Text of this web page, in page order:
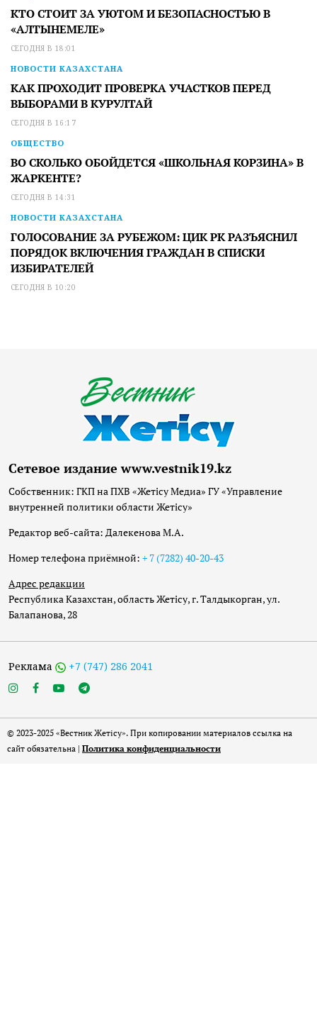
КТО СТОИТ ЗА УЮТОМ И БЕЗОПАСНОСТЬЮ В
«АЛТЫНЕМЕЛЕ»
СЕГОДНЯ В 18:01
НОВОСТИ КАЗАХСТАНА
КАК ПРОХОДИТ ПРОВЕРКА УЧАСТКОВ ПЕРЕД
ВЫБОРАМИ В КУРУЛТАЙ
СЕГОДНЯ В 16:17
ОБЩЕСТВО
ВО СКОЛЬКО ОБОЙДЕТСЯ «ШКОЛЬНАЯ КОРЗИНА» В
ЖАРКЕНТЕ?
СЕГОДНЯ В 14:31
НОВОСТИ КАЗАХСТАНА
ГОЛОСОВАНИЕ ЗА РУБЕЖОМ: ЦИК РК РАЗЪЯСНИЛ
ПОРЯДОК ВКЛЮЧЕНИЯ ГРАЖДАН В СПИСКИ
ИЗБИРАТЕЛЕЙ
СЕГОДНЯ В 10:20
Сетевое издание www.vestnik19.kz
Собственник: ГКП на ПХВ «Жетісу Медиа» ГУ «Управление
внутренней политики области Жетісу»
Редактор веб-сайта: Далекенова М.А.
Номер телефона приёмной: + 7 (7282) 40-20-43
Адрес редакции
Республика Казахстан, область Жетісу, г. Талдыкорган, ул.
Балапанова, 28
Реклама +7 (747) 286 2041
© 2023-2025 «Вестник Жетісу». При копировании материалов ссылка на
сайт обязательна | Политика конфиденциальности